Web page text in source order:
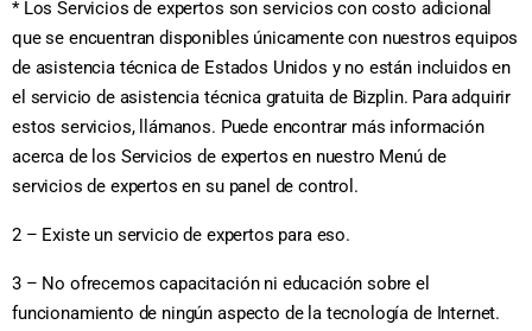
* Los Servicios de expertos son servicios con costo adicional
que se encuentran disponibles únicamente con nuestros equipos
de asistencia técnica de Estados Unidos y no están incluidos en
el servicio de asistencia técnica gratuita de Bizplin. Para adquirir
estos servicios, llámanos. Puede encontrar más información
acerca de los Servicios de expertos en nuestro Menú de
servicios de expertos en su panel de control.
2 – Existe un servicio de expertos para eso.
3 – No ofrecemos capacitación ni educación sobre el
funcionamiento de ningún aspecto de la tecnología de Internet.